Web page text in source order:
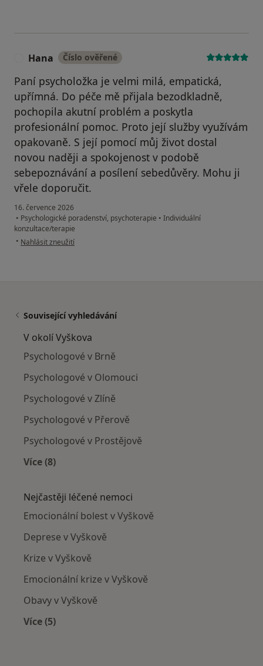
Hana Číslo ověřené
Paní psycholožka je velmi milá, empatická,
upřímná. Do péče mě přijala bezodkladně,
pochopila akutní problém a poskytla
profesionální pomoc. Proto její služby využívám
opakovaně. S její pomocí můj život dostal
novou naději a spokojenost v podobě
sebepoznávání a posílení sebedůvěry. Mohu ji
vřele doporučit.
16. července 2026
• Psychologické poradenství, psychoterapie • Individuální
konzultace/terapie
• podle názoru uživatele Hana
Nahlásit zneužití
Související vyhledávání
V okolí Vyškova
Psychologové v Brně
Psychologové v Olomouci
Psychologové v Zlíně
Psychologové v Přerově
Psychologové v Prostějově
Více (8)
Nejčastěji léčené nemoci
Emocionální bolest v Vyškově
Deprese v Vyškově
Krize v Vyškově
Emocionální krize v Vyškově
Obavy v Vyškově
Více (5)